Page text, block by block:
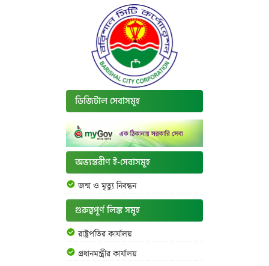
ডিজিটাল সেবাসমূহ
অভ্যন্তরীণ ই-সেবাসমূহ
জন্ম ও মৃত্যু নিবন্ধন
গুরুত্বপূর্ণ লিঙ্ক সমূহ
রাষ্ট্রপতির কার্যালয়
প্রধানমন্ত্রীর কার্যালয়